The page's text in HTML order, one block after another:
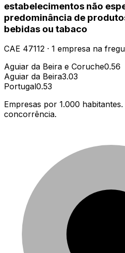
estabelecimentos não
predominância de
bebidas ou tabaco
CAE 47112 · 1 empresa na
Aguiar da Beira e Coruche0.56
Aguiar da Beira3.03
Portugal0.53
Empresas por 1.000
concorrência.